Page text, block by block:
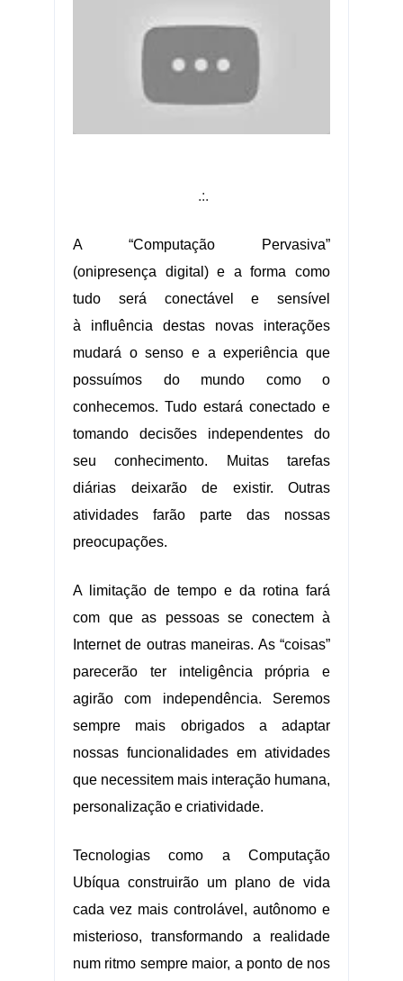
.:.
A “Computação Pervasiva”
(onipresença digital) e a forma como
tudo será conectável e sensível
à influência destas novas interações
mudará o senso e a experiência que
possuímos do mundo como o
conhecemos. Tudo estará conectado e
tomando decisões independentes do
seu conhecimento. Muitas tarefas
diárias deixarão de existir. Outras
atividades farão parte das nossas
preocupações.
A limitação de tempo e da rotina fará
com que as pessoas se conectem à
Internet de outras maneiras. As “coisas”
parecerão ter inteligência própria e
agirão com independência. Seremos
sempre mais obrigados a adaptar
nossas funcionalidades em atividades
que necessitem mais interação humana,
personalização e criatividade.
Tecnologias como a Computação
Ubíqua construirão um plano de vida
cada vez mais controlável, autônomo e
misterioso, transformando a realidade
num ritmo sempre maior, a ponto de nos